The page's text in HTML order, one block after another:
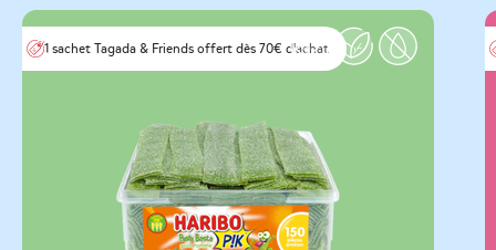
1 sachet Tagada & Friends offert dès 70€ d'achat